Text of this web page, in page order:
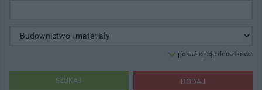
pokaż opcje dodatkowe
DODAJ
SZUKAJ